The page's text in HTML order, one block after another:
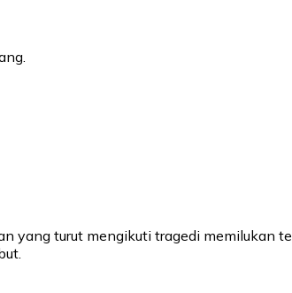
yang turut mengikuti tragedi memilukan